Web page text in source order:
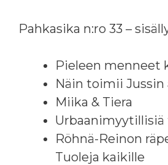
Pahkasika n:ro 33 –
Pieleen menneet
Näin toimii Jussin
Miika & Tiera
Röhnä-Reinon
Tuoleja kaikille